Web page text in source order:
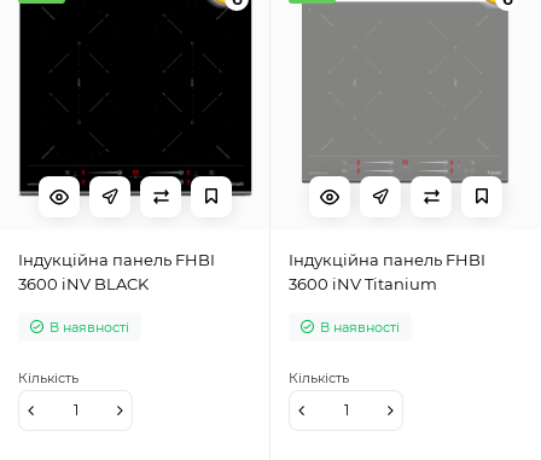
Індукційна панель FHBI
3600 iNV BLACK
В наявності
Кількість
Індукційна панель FHBI
3600 iNV Titanium
В наявності
Кількість